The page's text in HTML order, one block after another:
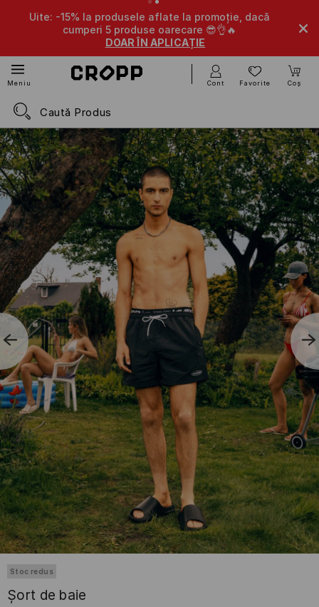
Uite: -15% la produsele aflate la promoție, dacă
cumperi 5 produse oarecare 😎👌🔥
DOAR ÎN APLICAȚIE
Meniu Cont Favorite Coș
Stoc redus
Șort de baie